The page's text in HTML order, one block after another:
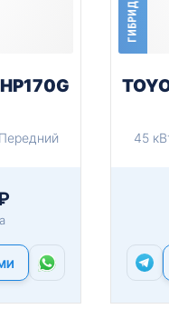
Передний
ГИБРИД
45